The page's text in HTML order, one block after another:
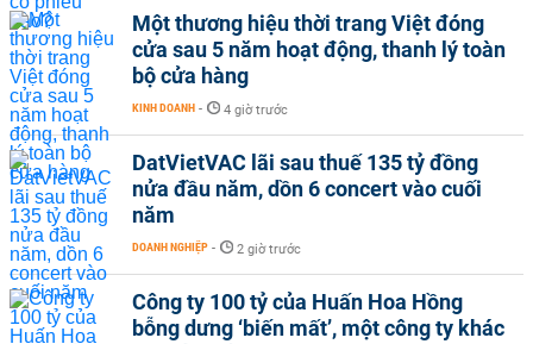
Một thương hiệu thời trang Việt đóng
cửa sau 5 năm hoạt động, thanh lý toàn
bộ cửa hàng
KINH DOANH - 4 giờ trước
DatVietVAC lãi sau thuế 135 tỷ đồng
nửa đầu năm, dồn 6 concert vào cuối
năm
DOANH NGHIỆP - 2 giờ trước
Công ty 100 tỷ của Huấn Hoa Hồng
bỗng dưng ‘biến mất’, một công ty khác